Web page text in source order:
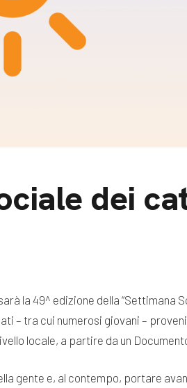
dei
la 49^ edizione della “Settimana
– tra cui numerosi giovani –
locale, a partire da un
gente e, al contempo, portare